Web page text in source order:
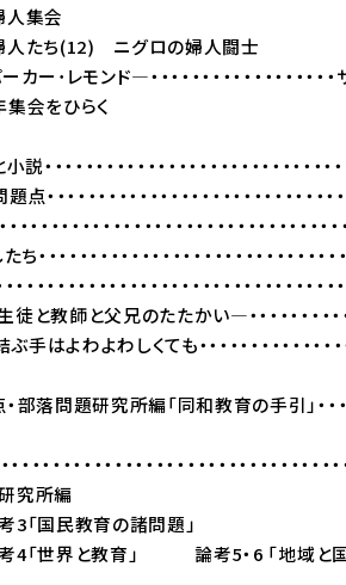
集会
人たち(12) ニグロの婦人闘士
ド―・・・・・・・・・・・・・・・・・
会をひらく
・・・・・・・・・・・・・・・・・・・・・・・・
・・・・・・・・・・・・・・・・・・・・・・・
・・・・・・・・・・・・・・・・・・・・・・・・・
・・・・・・・・・・・・・・・・・・・・・・・・
・・・・・・・・・・・・・・・・・・・・・・・・・・
師と父兄のたたかい―・・・・・・・・・・
わよわしくても・・・・・・・・・・・・・・・
題研究所編「同和教育の手引」・・・・・
・・・・・・・・・・・・・・・・・・・・・・・・・
編
の諸問題」
」 論考5・6 「地域と国民